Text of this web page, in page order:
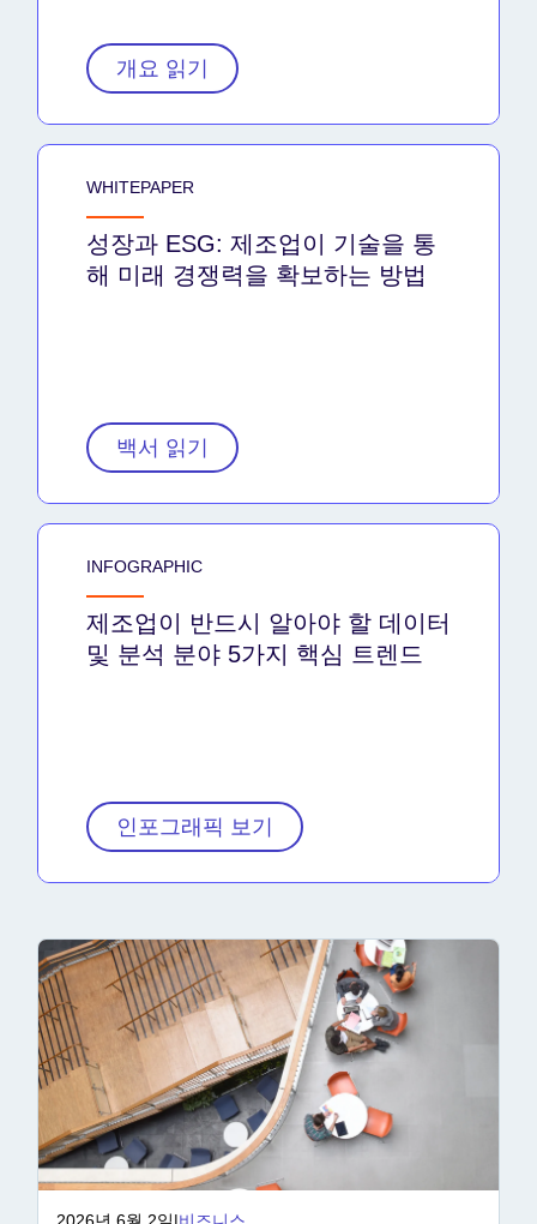
개요 읽기
WHITEPAPER
성장과 ESG: 제조업이 기술을 통
해 미래 경쟁력을 확보하는 방법
백서 읽기
INFOGRAPHIC
제조업이 반드시 알아야 할 데이터
및 분석 분야 5가지 핵심 트렌드
인포그래픽 보기